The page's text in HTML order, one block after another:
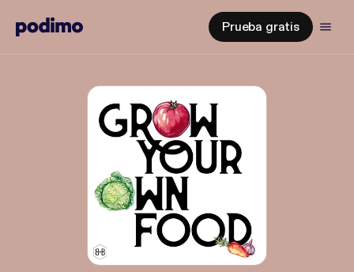
Prueba gratis